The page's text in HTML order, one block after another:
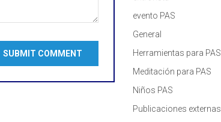
evento PAS
General
Herramientas para PAS
Meditación para PAS
Niños PAS
Publicaciones externas